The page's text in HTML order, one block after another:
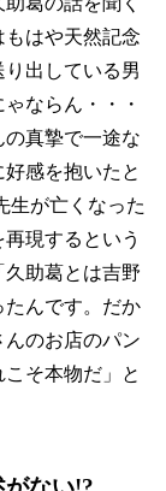
はや天然記念
出している男
ならん・・・
真摯で一途な
感を抱いたと
生が亡くなった
現するという
助葛とは吉野
んです。だか
のお店のパン
そ本物だ」と